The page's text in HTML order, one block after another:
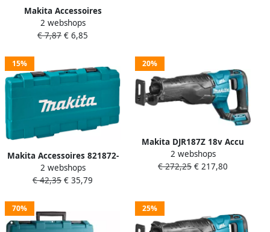
Makita Accessoires
Draaghaak reciprozaag
191C05-0
2 webshops
€ 7,87 € 6,85
15%
Makita Accessoires 821872-
8 | Kunststof Koffer | voor
JR002G Reciprozaag 821872-
2 webshops
€ 42,35 € 35,79
20%
Makita DJR187Z 18v Accu
Reciprozaag Koolborstelloos
Body | zonder accu&apos;s
2 webshops
€ 272,25 € 217,80
70% 25%